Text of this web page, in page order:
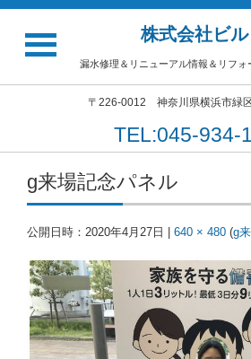
株式会社ビル
漏水修理＆リニューアル情報＆リフォ
〒226-0012 神奈川県横浜市緑
TEL:045-934-
g来場記念パネル
公開日時： 2020年4月27日 640 × 480 (g